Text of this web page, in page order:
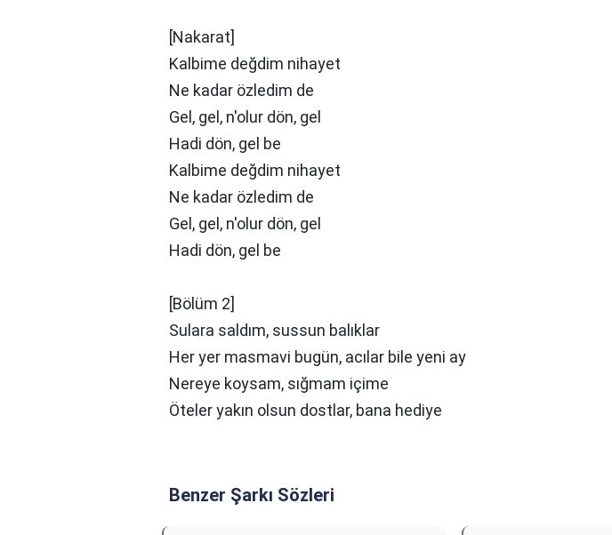
[Nakarat]
Kalbime değdim nihayet
Ne kadar özledim de
Gel, gel, n'olur dön, gel
Hadi dön, gel be
Kalbime değdim nihayet
Ne kadar özledim de
Gel, gel, n'olur dön, gel
Hadi dön, gel be
[Bölüm 2]
Sulara saldım, sussun balıklar
Her yer masmavi bugün, acılar bile yeni ay
Nereye koysam, sığmam içime
Öteler yakın olsun dostlar, bana hediye
Benzer Şarkı Sözleri